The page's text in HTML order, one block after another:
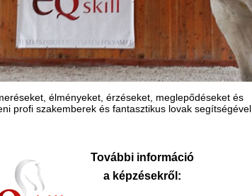
élményeket, érzéseket, meglepődéseket és
profi szakemberek és fantasztikus lovak segítségével,
További információ
a képzésekről: